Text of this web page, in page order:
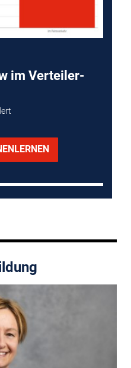
im Verteiler-